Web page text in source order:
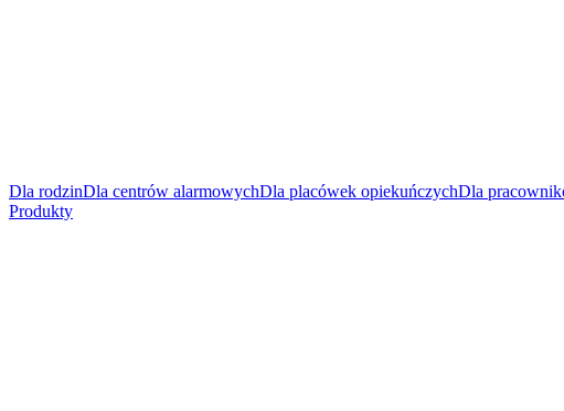
Dla rodzinDla centrów alarmowychDla placówek opiekuńczychDla
Produkty